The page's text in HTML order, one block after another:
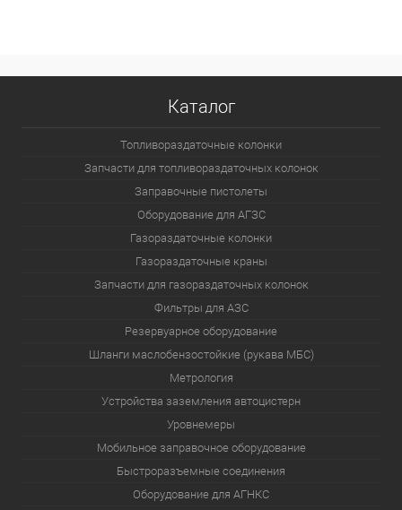
Каталог
Топливораздаточные колонки
Запчасти для топливораздаточных колонок
Заправочные пистолеты
Оборудование для АГЗС
Газораздаточные колонки
Газораздаточные краны
Запчасти для газораздаточных колонок
Фильтры для АЗС
Резервуарное оборудование
Шланги маслобензостойкие (рукава МБС)
Метрология
Устройства заземления автоцистерн
Уровнемеры
Мобильное заправочное оборудование
Быстроразъемные соединения
Оборудование для АГНКС